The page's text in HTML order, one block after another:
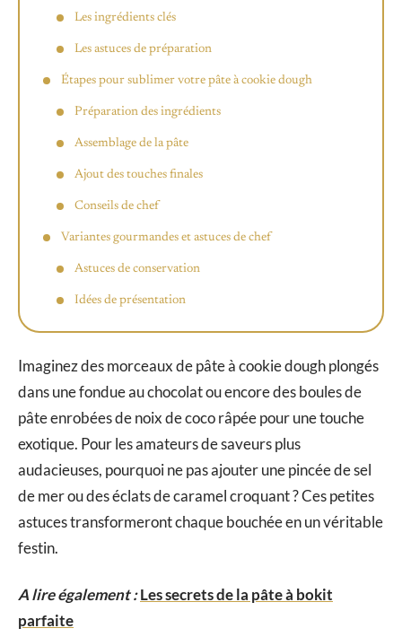
Les ingrédients clés
Les astuces de préparation
Étapes pour sublimer votre pâte à cookie dough
Préparation des ingrédients
Assemblage de la pâte
Ajout des touches finales
Conseils de chef
Variantes gourmandes et astuces de chef
Astuces de conservation
Idées de présentation
Imaginez des morceaux de pâte à cookie dough plongés
dans une fondue au chocolat ou encore des boules de
pâte enrobées de noix de coco râpée pour une touche
exotique. Pour les amateurs de saveurs plus
audacieuses, pourquoi ne pas ajouter une pincée de sel
de mer ou des éclats de caramel croquant ? Ces petites
astuces transformeront chaque bouchée en un véritable
festin.
A lire également :Les secrets de la pâte à bokit
parfaite